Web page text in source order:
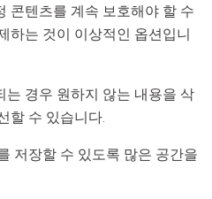
콘텐츠를 계속 보호해야 할 수
하는 것이 이상적인 옵션입니
는 경우 원하지 않는 내용을 삭
할 수 있습니다.
저장할 수 있도록 많은 공간을